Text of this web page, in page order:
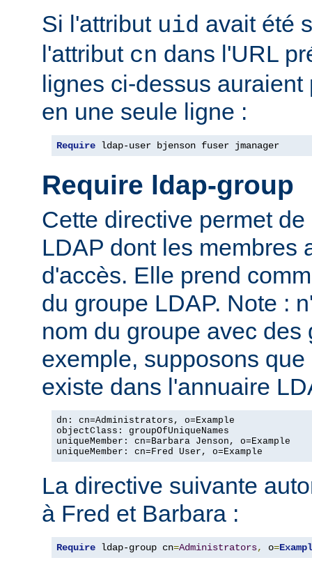
Si l'attribut uid avait été
l'attribut cn dans l'URL
lignes ci-dessus
en une seule ligne :
Require ldap-user bjenson fuser jmanager
Require ldap-group
Cette directive permet
LDAP dont les membres
d'accès. Elle prend
du groupe LDAP. Note :
nom du groupe avec des
exemple, supposons
existe dans l'annuaire
dn: cn=Administrators, o=Example
objectClass: groupOfUniqueNames
uniqueMember: cn=Barbara Jenson, o=Example
uniqueMember: cn=Fred User, o=Example
La directive suivante
à Fred et Barbara :
Require ldap-group cn=Administrators, o=